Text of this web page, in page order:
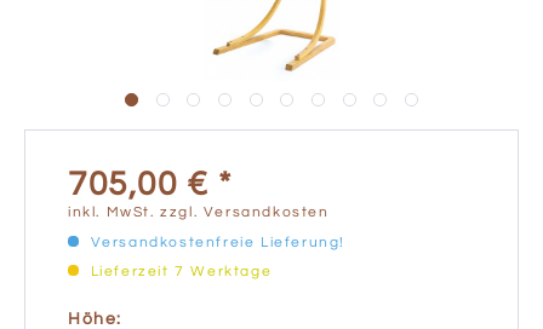
705,00 € *
inkl. MwSt.zzgl. Versandkosten
Versandkostenfreie Lieferung!
Lieferzeit 7 Werktage
Höhe: